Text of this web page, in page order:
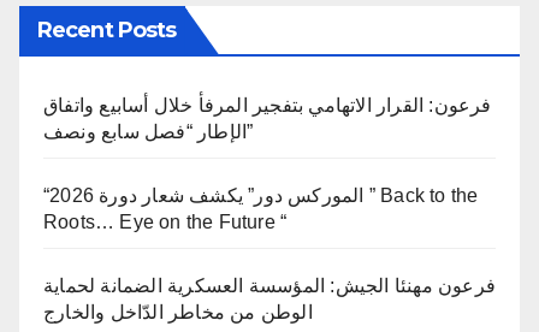
Recent Posts
فرعون: القرار الاتهامي بتفجير المرفأ خلال أسابيع واتفاق
الإطار “فصل سابع ونصف”
“الموركس دور” يكشف شعار دورة 2026 ” Back to the
Roots… Eye on the Future “
فرعون مهنئا الجيش: المؤسسة العسكرية الضمانة لحماية
الوطن من مخاطر الدّاخل والخارج